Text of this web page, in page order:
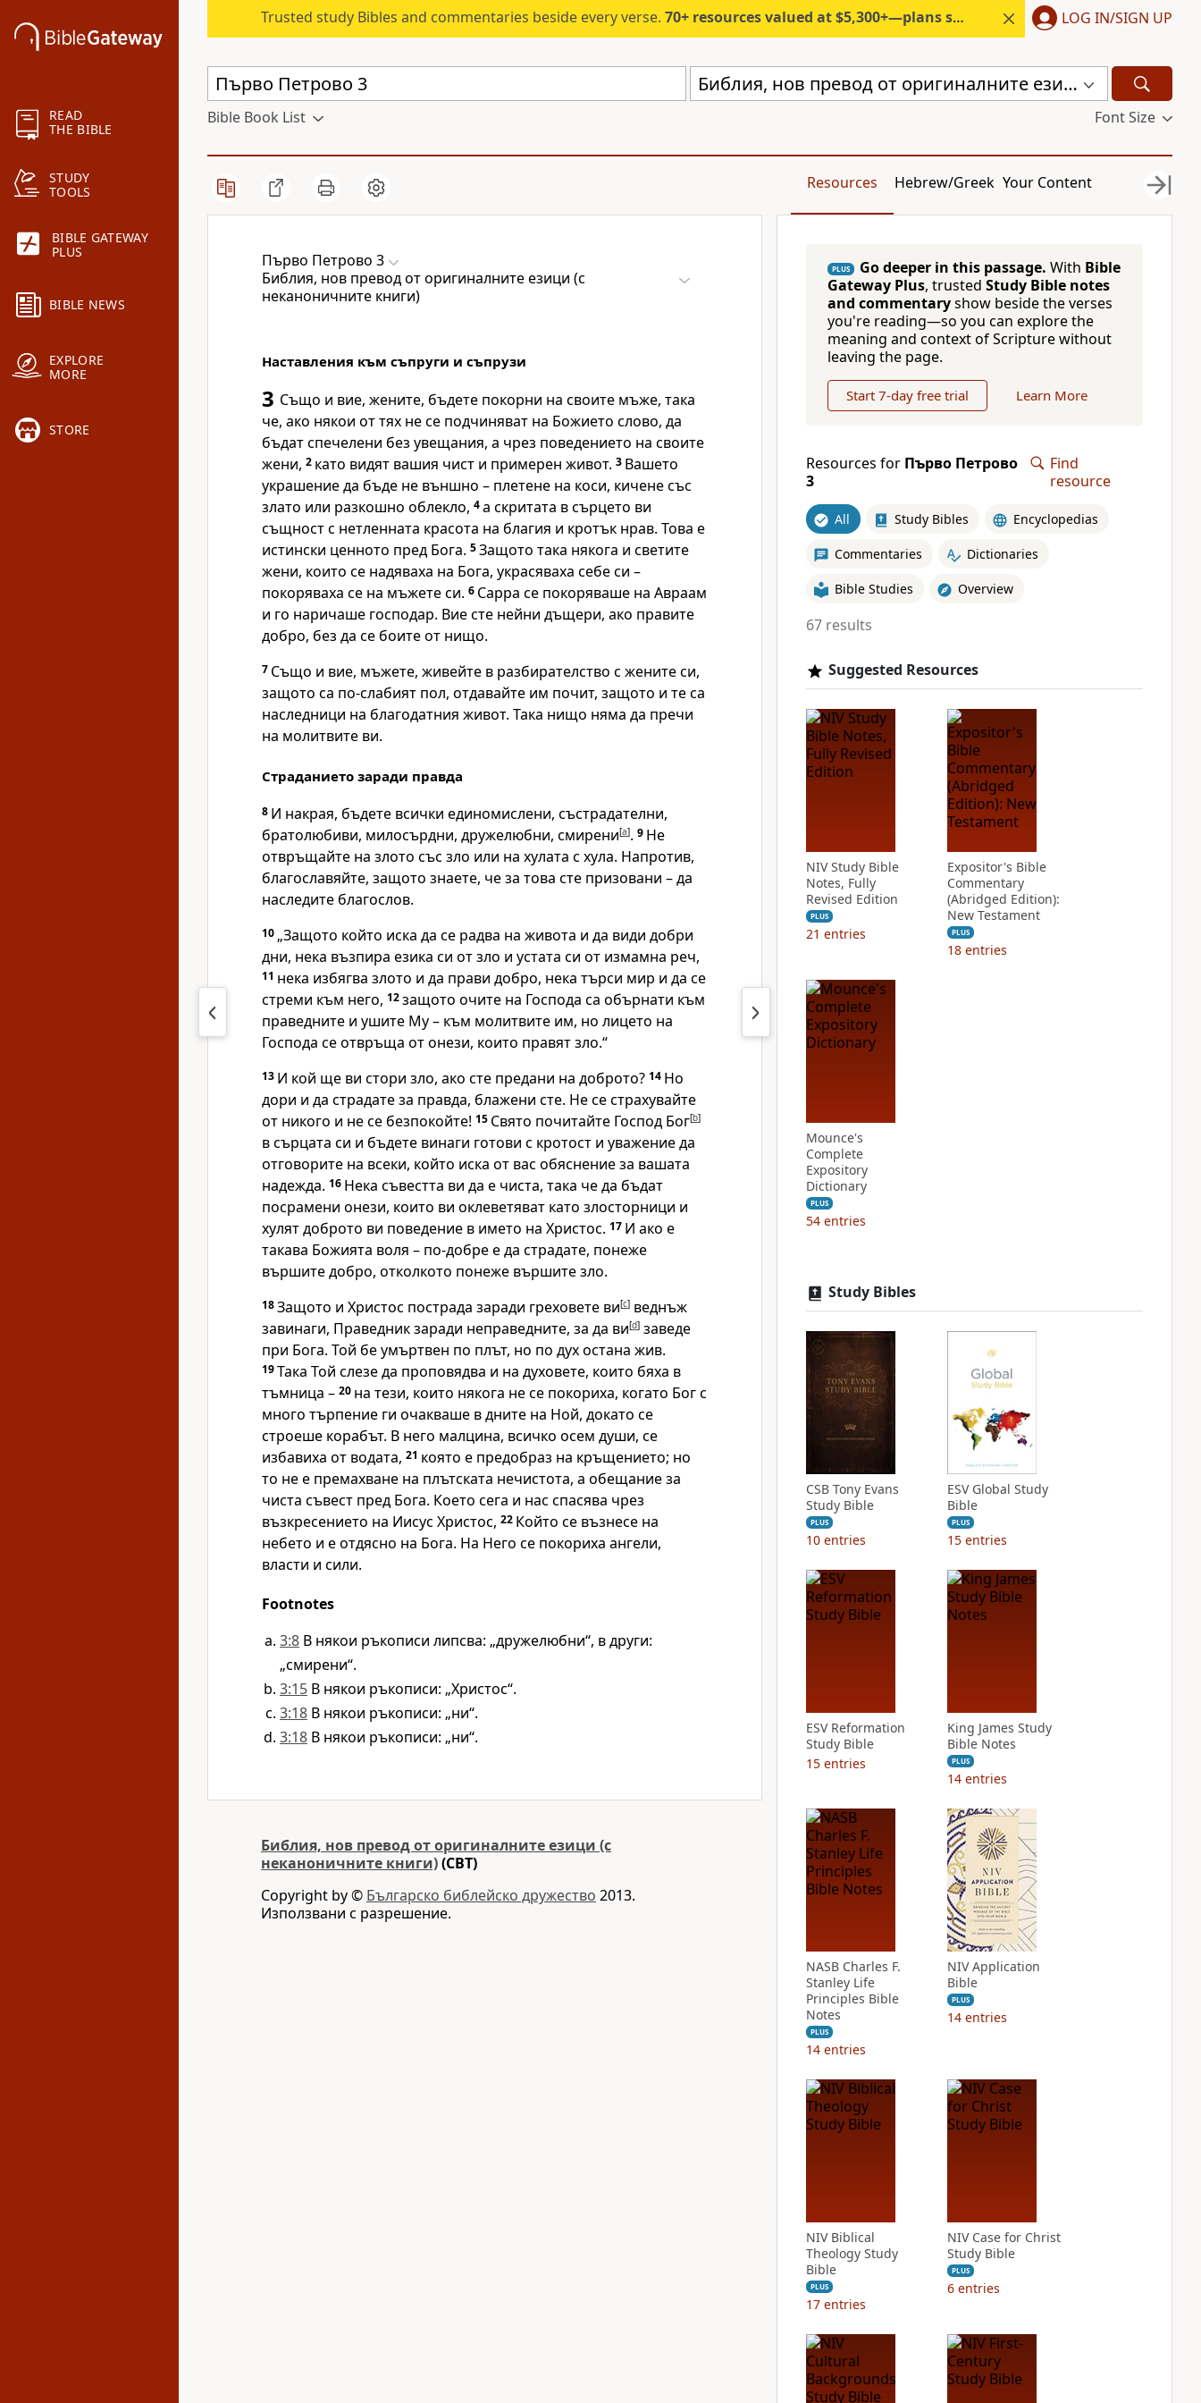
READ
THE BIBLE
STUDY
TOOLS
BIBLE GATEWAY
PLUS
BIBLE NEWS
EXPLORE
MORE
STORE
Trusted study Bibles and commentaries beside every verse. 70+ resources valued at $5,300+—plans start under $6/month. LOG IN/SIGN UP
Библия, нов превод от оригиналните езици (с неканоничните книги) (CBT)
Bible Book List Font Size
Resources Hebrew/Greek Your Content
Първо Петрово 3
Библия, нов превод от оригиналните езици (с
неканоничните книги)
Наставления към съпруги и съпрузи
3 Също и вие, жените, бъдете покорни на своите мъже, така
че, ако някои от тях не се подчиняват на Божието слово, да
бъдат спечелени без увещания, а чрез поведението на своите
жени, 2 като видят вашия чист и примерен живот. 3 Вашето
украшение да бъде не външно – плетене на коси, кичене със
злато или разкошно облекло, 4а скритата в сърцето ви
същност с нетленната красота на благия и кротък нрав. Това е
истински ценното пред Бога. 5Защото така някога и светите
жени, които се надяваха на Бога, украсяваха себе си –
покоряваха се на мъжете си. 6 Сарра се покоряваше на Авраам
и го наричаше господар. Вие сте нейни дъщери, ако правите
добро, без да се боите от нищо.
7 Също и вие, мъжете, живейте в разбирателство с жените си,
защото са по-слабият пол, отдавайте им почит, защото и те са
наследници на благодатния живот. Така нищо няма да пречи
на молитвите ви.
Страданието заради правда
8 И накрая, бъдете всички единомислени, състрадателни,
братолюбиви, милосърдни, дружелюбни, смирени[a]. 9 Не
отвръщайте на злото със зло или на хулата с хула. Напротив,
благославяйте, защото знаете, че за това сте призовани – да
наследите благослов.
10 „Защото който иска да се радва на живота и да види добри
дни, нека възпира езика си от зло и устата си от измамна реч,
11 нека избягва злото и да прави добро, нека търси мир и да се
стреми към него, 12защото очите на Господа са обърнати към
праведните и ушите Му – към молитвите им, но лицето на
Господа се отвръща от онези, които правят зло.“
13 И кой ще ви стори зло, ако сте предани на доброто? 14 Но
дори и да страдате за правда, блажени сте. Не се страхувайте
от никого и не се безпокойте! 15 Свято почитайте Господ Бог[b]
в сърцата си и бъдете винаги готови с кротост и уважение да
отговорите на всеки, който иска от вас обяснение за вашата
надежда. 16 Нека съвестта ви да е чиста, така че да бъдат
посрамени онези, които ви оклеветяват като злосторници и
хулят доброто ви поведение в името на Христос. 17 И ако е
такава Божията воля – по-добре е да страдате, понеже
вършите добро, отколкото понеже вършите зло.
18Защото и Христос пострада заради греховете ви[c] веднъж
завинаги, Праведник заради неправедните, за да ви[d] заведе
при Бога. Той бе умъртвен по плът, но по дух остана жив.
19Така Той слезе да проповядва и на духовете, които бяха в
тъмница – 20 на тези, които някога не се покориха, когато Бог с
много търпение ги очакваше в дните на Ной, докато се
строеше корабът. В него малцина, всичко осем души, се
избавиха от водата, 21 която е предобраз на кръщението; но
то не е премахване на плътската нечистота, а обещание за
чиста съвест пред Бога. Което сега и нас спасява чрез
възкресението на Иисус Христос, 22 Който се възнесе на
небето и е отдясно на Бога. На Него се покориха ангели,
власти и сили.
Footnotes
3:8 В някои ръкописи липсва: „дружелюбни“, в други:
„смирени“.
3:15 В някои ръкописи: „Христос“.
3:18 В някои ръкописи: „ни“.
3:18 В някои ръкописи: „ни“.
Библия, нов превод от оригиналните езици (с
неканоничните книги)(CBT)
Copyright by © Българско библейско дружество 2013.
Използвани с разрешение.
PLUS Go deeper in this passage. With Bible
Gateway Plus, trusted Study Bible notes
and commentaryshow beside the verses
you're reading—so you can explore the
meaning and context of Scripture without
leaving the page.
Start 7-day free trial Learn More
Resources for Първо Петрово
3
Find
resource
All Study Bibles Encyclopedias
Commentaries Dictionaries
Bible Studies Overview
67 results
Suggested Resources
NIV Study Bible
Notes, Fully
Revised Edition
PLUS
21 entries
Expositor's Bible
Commentary
(Abridged Edition):
New Testament
PLUS
18 entries
Mounce's
Complete
Expository
Dictionary
PLUS
54 entries
Study Bibles
CSB Tony Evans
Study Bible
PLUS
10 entries
ESV Global Study
Bible
PLUS
15 entries
ESV Reformation
Study Bible
15 entries
King James Study
Bible Notes
PLUS
14 entries
NASB Charles F.
Stanley Life
Principles Bible
Notes
PLUS
14 entries
NIV Application
Bible
PLUS
14 entries
NIV Biblical
Theology Study
Bible
PLUS
17 entries
NIV Case for Christ
Study Bible
PLUS
6 entries